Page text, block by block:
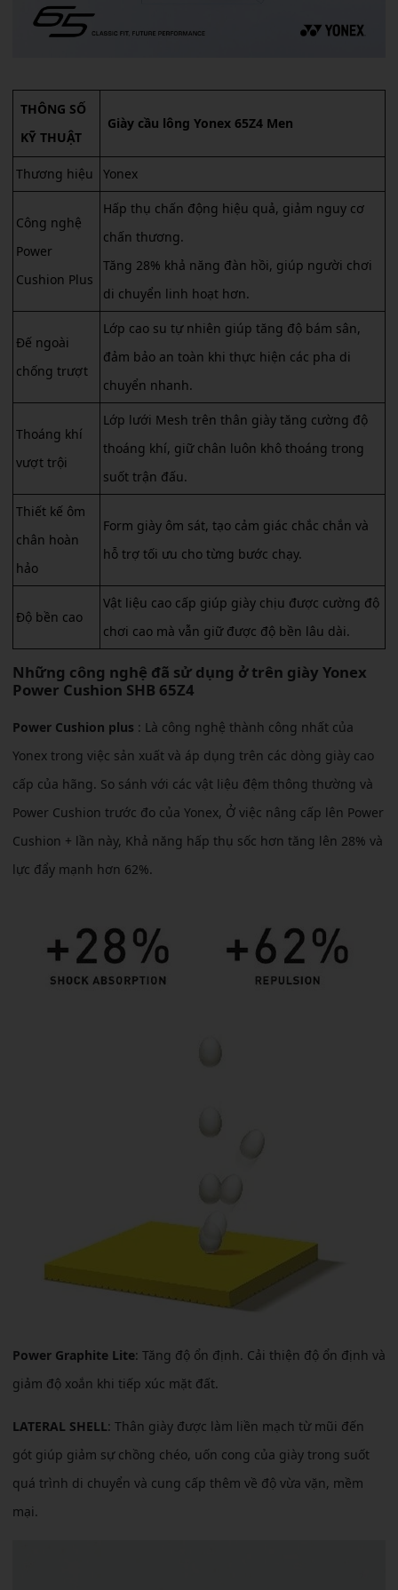
THÔNG SỐ
KỸ THUẬT
Giày cầu lông Yonex 65Z4 Men
Thương hiệu Yonex
Công nghệ
Power
Cushion Plus
Hấp thụ chấn động hiệu quả, giảm nguy cơ
chấn thương.
Tăng 28% khả năng đàn hồi, giúp người chơi
di chuyển linh hoạt hơn.
Đế ngoài
chống trượt
Lớp cao su tự nhiên giúp tăng độ bám sân,
đảm bảo an toàn khi thực hiện các pha di
chuyển nhanh.
Thoáng khí
vượt trội
Lớp lưới Mesh trên thân giày tăng cường độ
thoáng khí, giữ chân luôn khô thoáng trong
suốt trận đấu.
Thiết kế ôm
chân hoàn
hảo
Form giày ôm sát, tạo cảm giác chắc chắn và
hỗ trợ tối ưu cho từng bước chạy.
Độ bền cao
Vật liệu cao cấp giúp giày chịu được cường độ
chơi cao mà vẫn giữ được độ bền lâu dài.
Những công nghệ đã sử dụng ở trên giày Yonex
Power Cushion SHB 65Z4
Power Cushion plus : Là công nghệ thành công nhất của
Yonex trong việc sản xuất và áp dụng trên các dòng giày cao
cấp của hãng. So sánh với các vật liệu đệm thông thường và
Power Cushion trước đo của Yonex, Ở việc nâng cấp lên Power
Cushion + lần này, Khả năng hấp thụ sốc hơn tăng lên 28% và
lực đẩy mạnh hơn 62%.
Power Graphite Lite: Tăng độ ổn định. Cải thiện độ ổn định và
giảm độ xoắn khi tiếp xúc mặt đất.
LATERAL SHELL: Thân giày được làm liền mạch từ mũi đến
gót giúp giảm sự chồng chéo, uốn cong của giày trong suốt
quá trình di chuyển và cung cấp thêm về độ vừa vặn, mềm
mại.